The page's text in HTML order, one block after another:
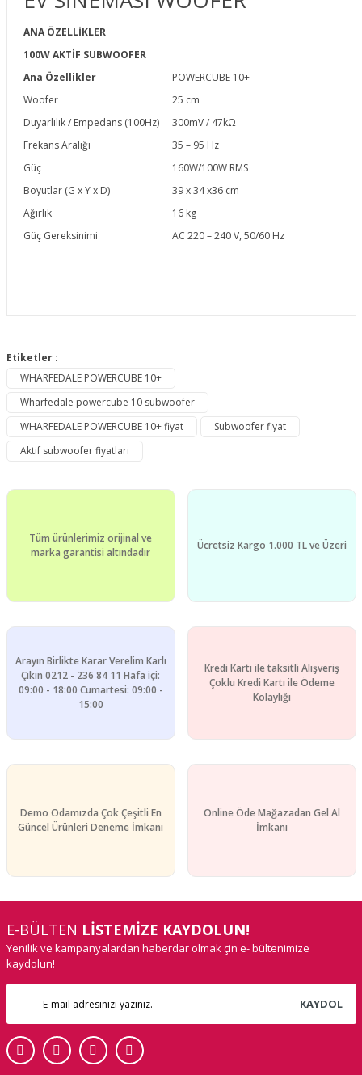
ANA ÖZELLİKLER
100W AKTİF SUBWOOFER
Ana Özellikler
POWERCUBE 10+
Woofer
25 cm
Duyarlılık / Empedans (100Hz)
300mV / 47kΩ
Frekans Aralığı
35 – 95 Hz
Güç
160W/100W RMS
Boyutlar (G x Y x D)
39 x 34 x36 cm
Ağırlık
16 kg
Güç Gereksinimi
AC 220 – 240 V, 50/60 Hz
konularda yetersiz gördüğünüz noktaları öneri formunu
Görüş ve önerileriniz için teşekkür ederiz.
Ürün resmi kalitesiz, bozuk veya görüntülenemiyor.
Ürün açıklamasında eksik bilgiler bulunuyor.
Ürün fiyatı diğer sitelerden daha pahalı.
Etiketler :
WHARFEDALE POWERCUBE 10+
Wharfedale powercube 10 subwoofer
WHARFEDALE POWERCUBE 10+ fiyat
Subwoofer fiyat
Aktif subwoofer fiyatları
Tüm ürünlerimiz orijinal ve
marka garantisi altındadır
Ücretsiz Kargo 1.000 TL ve Üzeri
Arayın Birlikte Karar Verelim Karlı
Çıkın 0212 - 236 84 11 Hafa içi:
09:00 - 18:00 Cumartesi: 09:00 -
15:00
Kredi Kartı ile taksitli Alışveriş
Çoklu Kredi Kartı ile Ödeme
Kolaylığı
Demo Odamızda Çok Çeşitli En
Güncel Ürünleri Deneme İmkanı
Online Öde Mağazadan Gel Al
İmkanı
E-BÜLTEN LİSTEMİZE KAYDOLUN!
Yenilik ve kampanyalardan haberdar olmak çin e- bültenimize
kaydolun!
KAYDOL